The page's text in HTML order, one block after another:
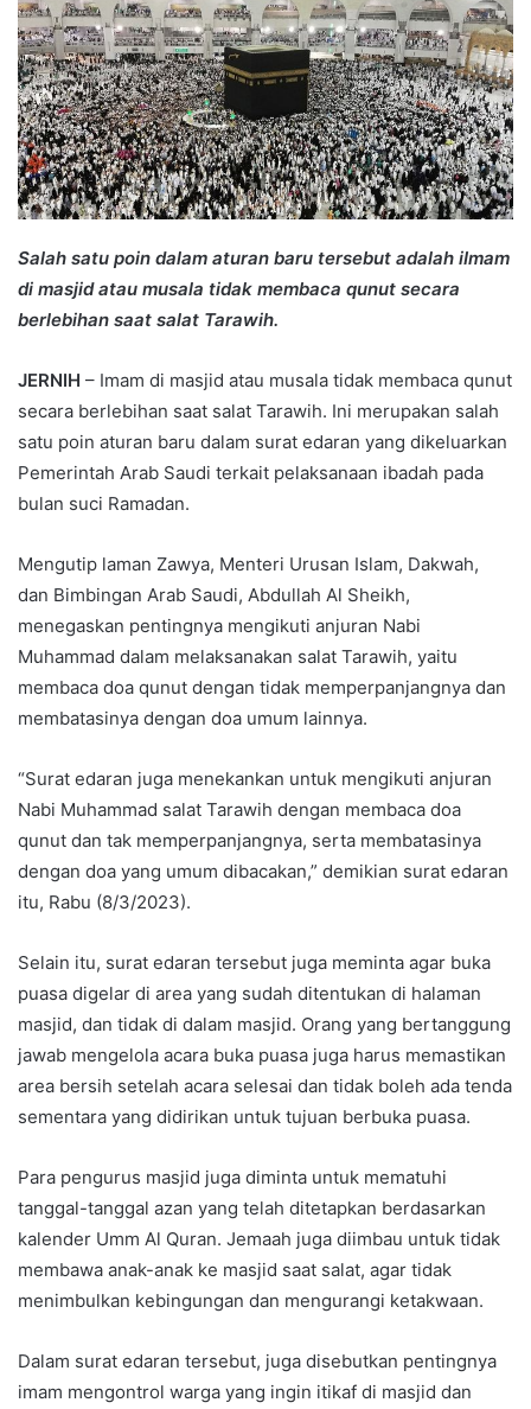
Salah satu poin dalam aturan baru tersebut adalah iImam
di masjid atau musala tidak membaca qunut secara
berlebihan saat salat Tarawih.
JERNIH – Imam di masjid atau musala tidak membaca qunut
secara berlebihan saat salat Tarawih. Ini merupakan salah
satu poin aturan baru dalam surat edaran yang dikeluarkan
Pemerintah Arab Saudi terkait pelaksanaan ibadah pada
bulan suci Ramadan.
Mengutip laman Zawya, Menteri Urusan Islam, Dakwah,
dan Bimbingan Arab Saudi, Abdullah Al Sheikh,
menegaskan pentingnya mengikuti anjuran Nabi
Muhammad dalam melaksanakan salat Tarawih, yaitu
membaca doa qunut dengan tidak memperpanjangnya dan
membatasinya dengan doa umum lainnya.
“Surat edaran juga menekankan untuk mengikuti anjuran
Nabi Muhammad salat Tarawih dengan membaca doa
qunut dan tak memperpanjangnya, serta membatasinya
dengan doa yang umum dibacakan,” demikian surat edaran
itu, Rabu (8/3/2023).
Selain itu, surat edaran tersebut juga meminta agar buka
puasa digelar di area yang sudah ditentukan di halaman
masjid, dan tidak di dalam masjid. Orang yang bertanggung
jawab mengelola acara buka puasa juga harus memastikan
area bersih setelah acara selesai dan tidak boleh ada tenda
sementara yang didirikan untuk tujuan berbuka puasa.
Para pengurus masjid juga diminta untuk mematuhi
tanggal-tanggal azan yang telah ditetapkan berdasarkan
kalender Umm Al Quran. Jemaah juga diimbau untuk tidak
membawa anak-anak ke masjid saat salat, agar tidak
menimbulkan kebingungan dan mengurangi ketakwaan.
Dalam surat edaran tersebut, juga disebutkan pentingnya
imam mengontrol warga yang ingin itikaf di masjid dan